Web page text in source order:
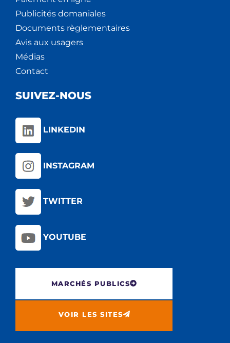
Publicités domaniales
Documents règlementaires
Avis aux usagers
Médias
Contact
SUIVEZ-NOUS
LINKEDIN
INSTAGRAM
TWITTER
YOUTUBE
MARCHÉS PUBLICS
VOIR LES SITES